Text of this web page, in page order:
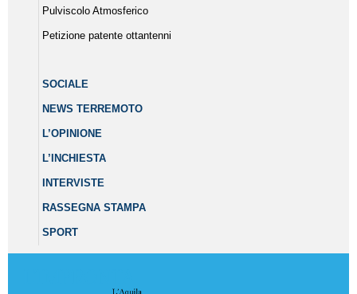
Pulviscolo Atmosferico
Petizione patente ottantenni
SOCIALE
NEWS TERREMOTO
L’OPINIONE
L’INCHIESTA
INTERVISTE
RASSEGNA STAMPA
SPORT